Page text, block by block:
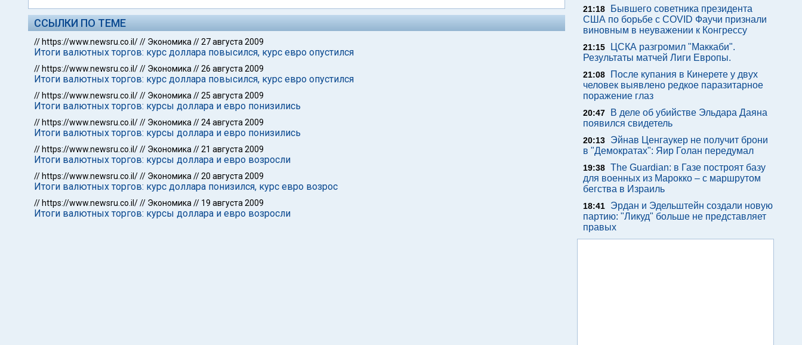
ССЫЛКИ ПО ТЕМЕ
// https://www.newsru.co.il/// Экономика //27 августа 2009
Итоги валютных торгов: курс доллара повысился, курс евро опустился
// https://www.newsru.co.il/// Экономика //26 августа 2009
Итоги валютных торгов: курс доллара повысился, курс евро опустился
// https://www.newsru.co.il/// Экономика //25 августа 2009
Итоги валютных торгов: курсы доллара и евро понизились
// https://www.newsru.co.il/// Экономика //24 августа 2009
Итоги валютных торгов: курсы доллара и евро понизились
// https://www.newsru.co.il/// Экономика //21 августа 2009
Итоги валютных торгов: курсы доллара и евро возросли
// https://www.newsru.co.il/// Экономика //20 августа 2009
Итоги валютных торгов: курс доллара понизился, курс евро возрос
// https://www.newsru.co.il/// Экономика // 19 августа 2009
Итоги валютных торгов: курсы доллара и евро возросли
21:18
Бывшего советника президента
США по борьбе с COVID Фаучи признали
виновным в неуважении к Конгрессу
21:15
ЦСКА разгромил "Маккаби".
Результаты матчей Лиги Европы.
21:08
После купания в Кинерете у двух
человек выявлено редкое паразитарное
поражение глаз
20:47
В деле об убийстве Эльдара Даяна
появился свидетель
20:13
Эйнав Ценгаукер не получит брони
в "Демократах": Яир Голан передумал
19:38 The Guardian: в Газе построят базу
для военных из Марокко – с маршрутом
бегства в Израиль
18:41
Эрдан и Эдельштейн создали новую
партию: "Ликуд" больше не представляет
правых